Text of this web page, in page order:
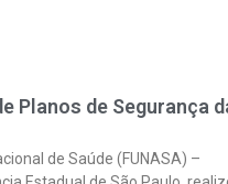
Planos de Segurança
de Saúde (FUNASA) –